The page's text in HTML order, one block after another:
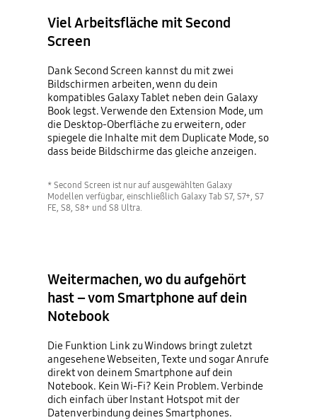
Viel Arbeitsfläche mit Second
Screen
Dank Second Screen kannst du mit zwei
Bildschirmen arbeiten, wenn du dein
kompatibles Galaxy Tablet neben dein Galaxy
Book legst. Verwende den Extension Mode, um
die Desktop-Oberfläche zu erweitern, oder
spiegele die Inhalte mit dem Duplicate Mode, so
dass beide Bildschirme das gleiche anzeigen.
* Second Screen ist nur auf ausgewählten Galaxy
Modellen verfügbar, einschließlich Galaxy Tab S7, S7+, S7
FE, S8, S8+ und S8 Ultra.
Weitermachen, wo du aufgehört
hast – vom Smartphone auf dein
Notebook
Die Funktion Link zu Windows bringt zuletzt
angesehene Webseiten, Texte und sogar Anrufe
direkt von deinem Smartphone auf dein
Notebook. Kein Wi-Fi? Kein Problem. Verbinde
dich einfach über Instant Hotspot mit der
Datenverbindung deines Smartphones.